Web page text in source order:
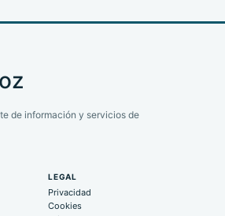
de información y servicios de
LEGAL
Privacidad
Cookies